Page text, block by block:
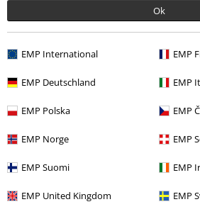
Ok
EMP International EMP
EMP Deutschland EMP
EMP Polska EMP
EMP Norge EMP
EMP Suomi EMP
EMP United Kingdom EMP
Stile Magliette nere
Abbigliamento T-shirt
Stile Festival & Concerti Band Merch
Offerte % T-shirt &
Offerte % Merchandise band Extralarge